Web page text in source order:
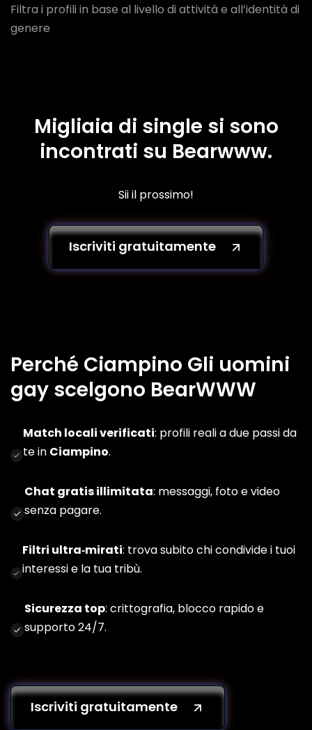
Filtra i profili in base al livello di attività e all’identità di
genere
Migliaia di single si sono
incontrati su Bearwww.
Sii il prossimo!
Iscriviti gratuitamente
Perché Ciampino Gli uomini
gay scelgono BearWWW
Match locali verificati: profili reali a due passi da
te in Ciampino.
Chat gratis illimitata: messaggi, foto e video
senza pagare.
Filtri ultra‑mirati: trova subito chi condivide i tuoi
interessi e la tua tribù.
Sicurezza top: crittografia, blocco rapido e
supporto 24/7.
Iscriviti gratuitamente